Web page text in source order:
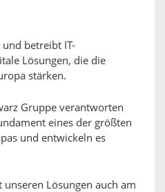
betreibt IT-
Lösungen, die die
stärken.
Gruppe verantworten
eines der größten
und entwickeln es
Lösungen auch am